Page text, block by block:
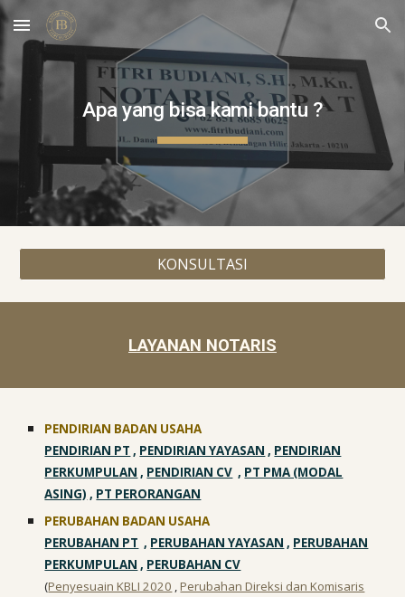
Skip to main content Skip to navigation
Apa yang bisa kami bantu ?
KONSULTASI
LAYANAN NOTARIS
PENDIRIAN BADAN USAHA
PENDIRIAN PT , PENDIRIAN YAYASAN , PENDIRIAN
PERKUMPULAN , PENDIRIAN CV , PT PMA (MODAL
ASING) , PT PERORANGAN
PERUBAHAN BADAN USAHA
PERUBAHAN PT , PERUBAHAN YAYASAN , PERUBAHAN
PERKUMPULAN , PERUBAHAN CV
(Penyesuain KBLI 2020 ,Perubahan Direksi dan Komisaris